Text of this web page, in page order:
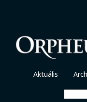
Aktuális